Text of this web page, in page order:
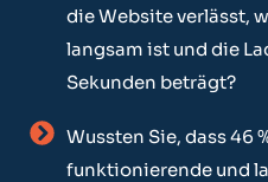
die Website verlässt,
langsam ist und die
Sekunden beträgt?
Wussten Sie, dass 46
funktionierende und